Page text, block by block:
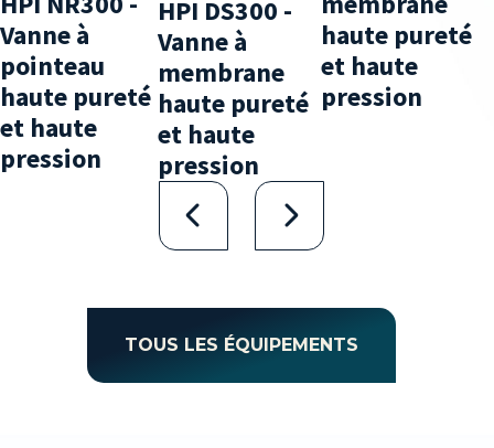
Vanne à
pointeau
haute pureté
et haute
pression
HPI DS300 -
Vanne à
membrane
haute pureté
et haute
pression
haute pureté
et haute
pression
TOUS LES ÉQUIPEMENTS